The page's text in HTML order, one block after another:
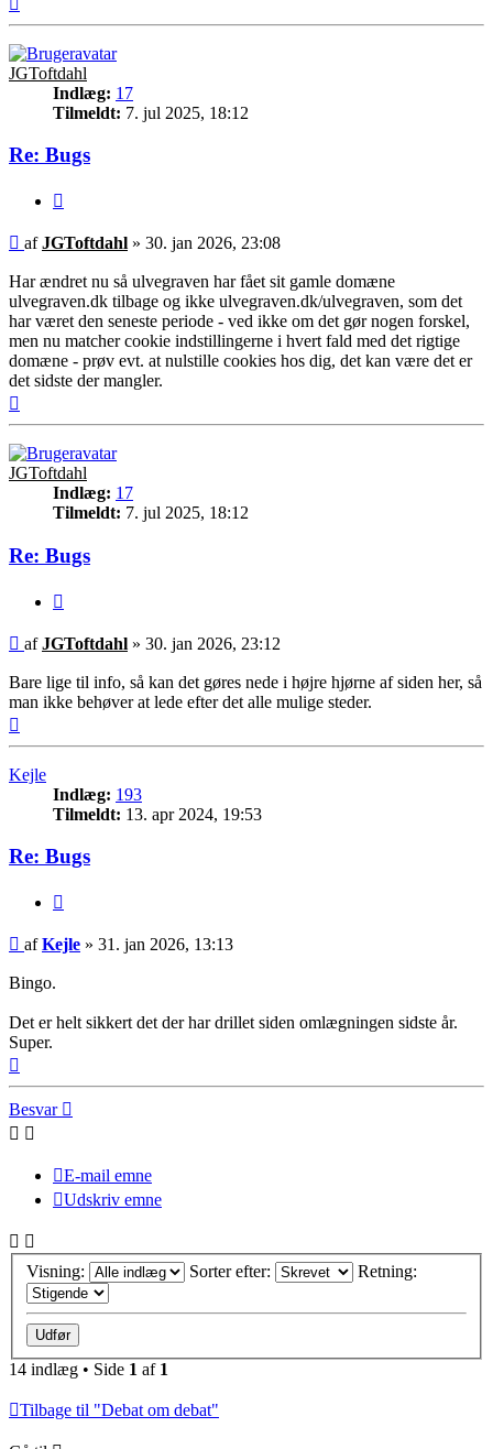
JGToftdahl
Indlæg: 17
Tilmeldt: 7. jul 2025, 18:12
Re: Bugs
Indlæg
afJGToftdahl » 30. jan 2026, 23:08
Har ændret nu så ulvegraven har fået sit gamle domæne
ulvegraven.dk tilbage og ikke ulvegraven.dk/ulvegraven, som det
har været den seneste periode - ved ikke om det gør nogen forskel,
men nu matcher cookie indstillingerne i hvert fald med det rigtige
domæne - prøv evt. at nulstille cookies hos dig, det kan være det er
det sidste der mangler.
JGToftdahl
Indlæg: 17
Tilmeldt: 7. jul 2025, 18:12
Re: Bugs
Indlæg
afJGToftdahl » 30. jan 2026, 23:12
Bare lige til info, så kan det gøres nede i højre hjørne af siden her, så
man ikke behøver at lede efter det alle mulige steder.
Kejle
Indlæg: 193
Tilmeldt: 13. apr 2024, 19:53
Re: Bugs
Indlæg
afKejle » 31. jan 2026, 13:13
Bingo.
Det er helt sikkert det der har drillet siden omlægningen sidste år.
Super.
Besvar
E-mail emne
Udskriv emne
Visning: Sorter efter: Retning:
14 indlæg • Side 1 af 1
Tilbage til "Debat om debat"